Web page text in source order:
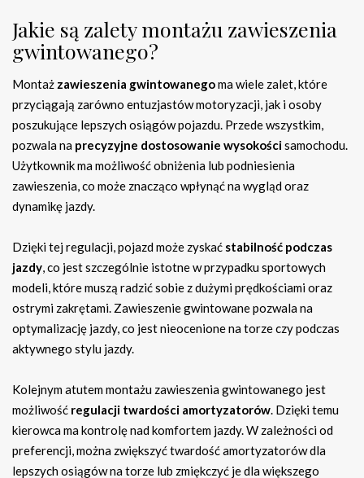
Jakie są zalety montażu zawieszenia
gwintowanego?
Montaż zawieszenia gwintowanegoma wiele zalet, które
przyciągają zarówno entuzjastów motoryzacji, jak i osoby
poszukujące lepszych osiągów pojazdu. Przede wszystkim,
pozwala na precyzyjne dostosowanie wysokościsamochodu.
Użytkownik ma możliwość obniżenia lub podniesienia
zawieszenia, co może znacząco wpłynąć na wygląd oraz
dynamikę jazdy.
Dzięki tej regulacji, pojazd może zyskać stabilność podczas
jazdy, co jest szczególnie istotne w przypadku sportowych
modeli, które muszą radzić sobie z dużymi prędkościami oraz
ostrymi zakrętami. Zawieszenie gwintowane pozwala na
optymalizację jazdy, co jest nieocenione na torze czy podczas
aktywnego stylu jazdy.
Kolejnym atutem montażu zawieszenia gwintowanego jest
możliwość regulacji twardości amortyzatorów. Dzięki temu
kierowca ma kontrolę nad komfortem jazdy. W zależności od
preferencji, można zwiększyć twardość amortyzatorów dla
lepszych osiągów na torze lub zmiękczyć je dla większego